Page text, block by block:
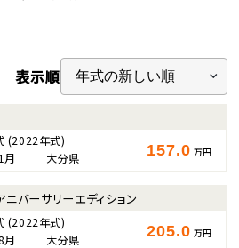
表示順
(2022年式)
月 大分県 157.0 万円
バーサリーエディション
(2022年式)
月 大分県 205.0 万円